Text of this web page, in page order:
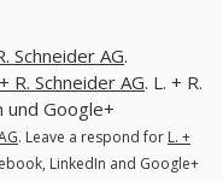
Schneider AG.
R. Schneider AG. L. + R.
und Google+
. Leave a respond for L. +
LinkedIn and Google+